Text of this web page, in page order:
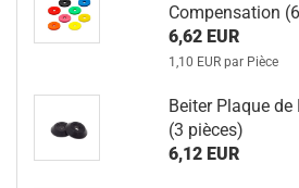
Compensation
6,62 EUR
1,10 EUR par Pièce
Beiter Plaque de
(3 pièces)
6,12 EUR